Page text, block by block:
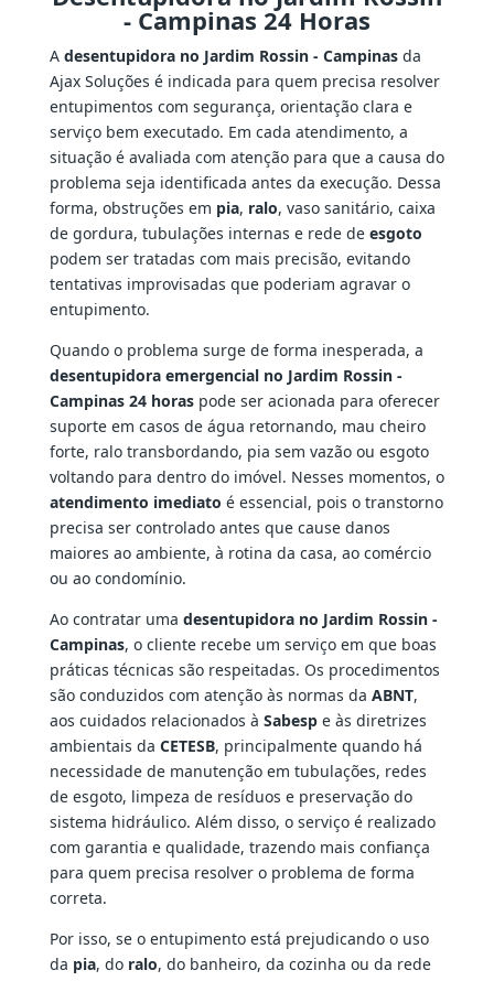
- Campinas 24 Horas
A desentupidora no Jardim Rossin - Campinasda
Ajax Soluções é indicada para quem precisa resolver
entupimentos com segurança, orientação clara e
serviço bem executado. Em cada atendimento, a
situação é avaliada com atenção para que a causa do
problema seja identificada antes da execução. Dessa
forma, obstruções em pia, ralo, vaso sanitário, caixa
de gordura, tubulações internas e rede de esgoto
podem ser tratadas com mais precisão, evitando
tentativas improvisadas que poderiam agravar o
entupimento.
Quando o problema surge de forma inesperada, a
desentupidora emergencial no Jardim Rossin -
Campinas 24 horaspode ser acionada para oferecer
suporte em casos de água retornando, mau cheiro
forte, ralo transbordando, pia sem vazão ou esgoto
voltando para dentro do imóvel. Nesses momentos, o
atendimento imediato é essencial, pois o transtorno
precisa ser controlado antes que cause danos
maiores ao ambiente, à rotina da casa, ao comércio
ou ao condomínio.
Ao contratar uma desentupidora no Jardim Rossin -
Campinas, o cliente recebe um serviço em que boas
práticas técnicas são respeitadas. Os procedimentos
são conduzidos com atenção às normas da ABNT,
aos cuidados relacionados à Sabespe às diretrizes
ambientais da CETESB, principalmente quando há
necessidade de manutenção em tubulações, redes
de esgoto, limpeza de resíduos e preservação do
sistema hidráulico. Além disso, o serviço é realizado
com garantia e qualidade, trazendo mais confiança
para quem precisa resolver o problema de forma
correta.
Por isso, se o entupimento está prejudicando o uso
da pia, do ralo, do banheiro, da cozinha ou da rede